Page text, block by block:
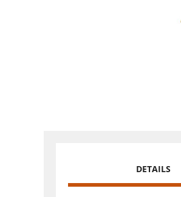
DETAILS